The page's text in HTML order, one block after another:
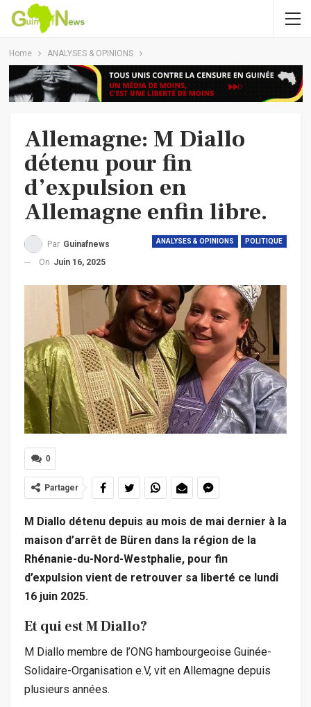
Home ANALYSES & OPINIONS
Allemagne: M Diallo
détenu pour fin
d’expulsion en
Allemagne enfin libre.
ANALYSES & OPINIONS POLITIQUE
Par Guinafnews
On Juin 16, 2025
0
Partager
M Diallo détenu depuis au mois de mai dernier à la
maison d’arrêt de Büren dans la région de la
Rhénanie-du-Nord-Westphalie, pour fin
d’expulsion vient de retrouver sa liberté ce lundi
16 juin 2025.
Et qui est M Diallo?
M Diallo membre de l’ONG hambourgeoise Guinée-
Solidaire-Organisation e.V, vit en Allemagne depuis
plusieurs années.